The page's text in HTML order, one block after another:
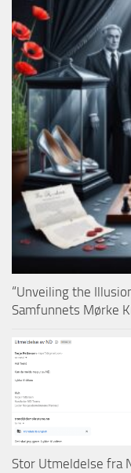
“Unveiling the
Samfunnets Mørke
Stor Utmeldelse fra